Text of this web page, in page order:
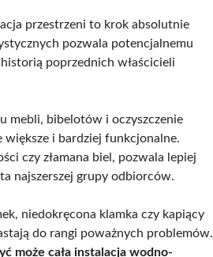
przestrzeni to krok absolutnie
pozwala potencjalnemu
poprzednich właścicieli
mebli, bibelotów i oczyszczenie
większe i bardziej funkcjonalne.
czy złamana biel, pozwala lepiej
najszerszej grupy odbiorców.
niedokręcona klamka czy kapiący
do rangi poważnych problemów.
może cała instalacja wodno-